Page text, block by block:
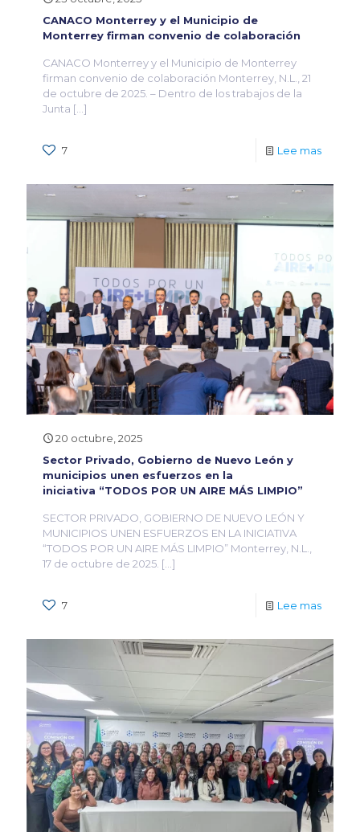
CANACO Monterrey y el Municipio de
Monterrey firman convenio de colaboración
CANACO Monterrey y el Municipio de Monterrey
firman convenio de colaboración Monterrey, N.L., 21
de octubre de 2025. – Dentro de los trabajos de la
Junta […]
7 Lee mas
20 octubre, 2025
Sector Privado, Gobierno de Nuevo León y
municipios unen esfuerzos en la
iniciativa “TODOS POR UN AIRE MÁS LIMPIO”
SECTOR PRIVADO, GOBIERNO DE NUEVO LEÓN Y
MUNICIPIOS UNEN ESFUERZOS EN LA INICIATIVA
“TODOS POR UN AIRE MÁS LIMPIO” Monterrey, N.L.,
17 de octubre de 2025. […]
7 Lee mas